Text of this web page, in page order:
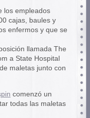
los empleados
cajas, baules y
enfermos y que se
llamada The
a State Hospital
maletas junto con
comenzó un
todas las maletas